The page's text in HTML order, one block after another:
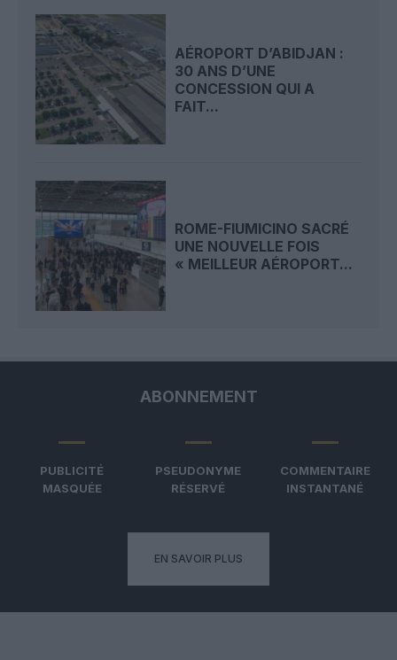
AÉROPORT D’ABIDJAN :
30 ANS D’UNE
CONCESSION QUI A
FAIT...
ROME-FIUMICINO SACRÉ
UNE NOUVELLE FOIS
« MEILLEUR AÉROPORT...
ABONNEMENT
PUBLICITÉ
MASQUÉE
PSEUDONYME
RÉSERVÉ
COMMENTAIRE
INSTANTANÉ
EN SAVOIR PLUS